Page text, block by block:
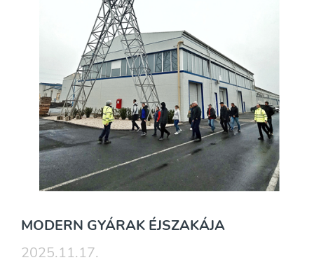
MODERN GYÁRAK ÉJSZAKÁJA
2025.11.17.